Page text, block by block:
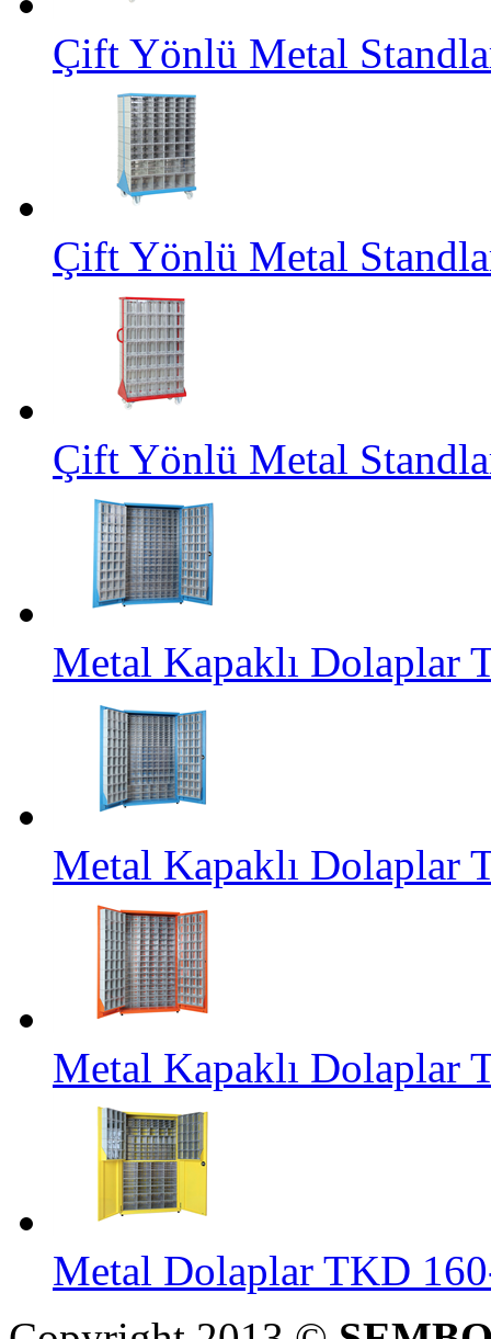
Çift Yönlü Metal
Çift Yönlü Metal
Çift Yönlü Metal
Metal Kapaklı Dolaplar
Metal Kapaklı Dolaplar
Metal Kapaklı Dolaplar
Metal Dolaplar TKD